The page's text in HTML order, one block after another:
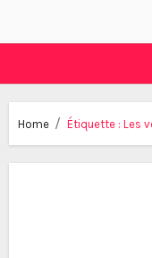
Home Étiquette : Les